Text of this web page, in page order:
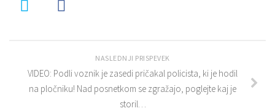
NASLEDNJI PRISPEVEK
VIDEO: Podli voznik je zasedi pričakal policista, ki je hodil
na pločniku! Nad posnetkom se zgražajo, poglejte kaj je
storil…